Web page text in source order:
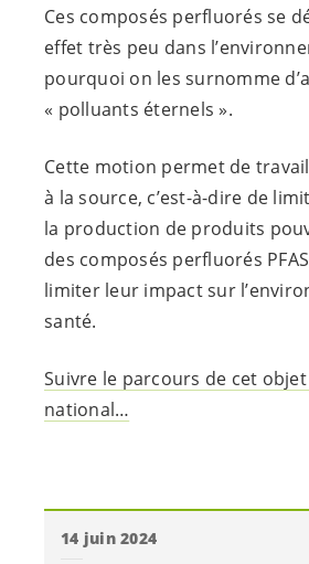
Ces composés perfluorés se
effet très peu dans
pourquoi on les surnomme
« polluants éternels ».
Cette motion permet de
à la source, c’est-à-dire de
la production de produits
des composés perfluorés
limiter leur impact sur
santé.
Suivre le parcours de cet objet
national…
14 juin 2024